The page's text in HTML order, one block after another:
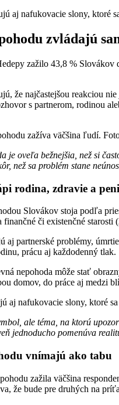
aj nafukovacie slony, ktoré
zvládajú
zažilo 43,8 % Slovákov
že najčastejšou reakciou
s partnerom, rodinou
zažíva väčšina ľudí.
je oveľa bežnejšia, než si
než sa problém stane
rodina, zdravie a
Slovákov stoja podľa
či existenčné starosti
aj partnerské problémy,
prácu aj každodenný tlak.
nepohoda môže stať
domov, do práce aj medzi
aj nafukovacie slony, ktoré
ale téma, na ktorú
jednoducho pomenúva
vnímajú ako tabu
zažila väčšina
že bude pre druhých na